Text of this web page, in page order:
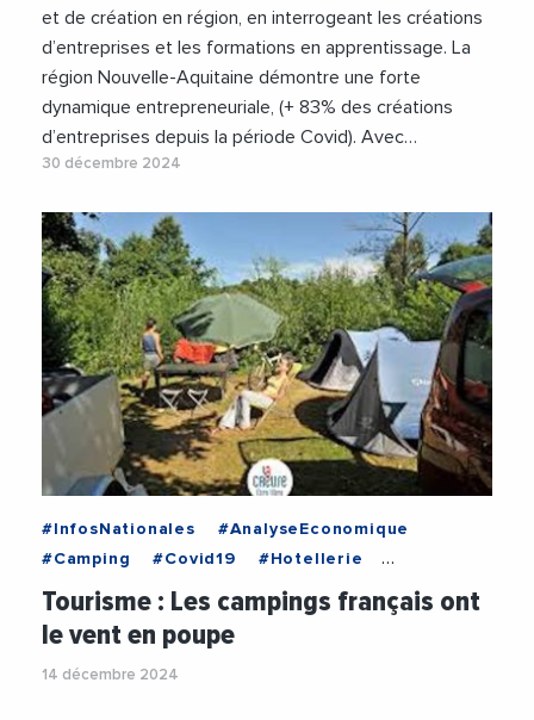
et de création en région, en interrogeant les créations
d’entreprises et les formations en apprentissage. La
région Nouvelle-Aquitaine démontre une forte
dynamique entrepreneuriale, (+ 83% des créations
d’entreprises depuis la période Covid). Avec…
30 décembre 2024
#InfosNationales
#AnalyseEconomique
#Camping
#Covid19
#Hotellerie
#HotellerieRestauration
#Ski
#Tourisme #Vacances
Tourisme : Les campings français ont
le vent en poupe
14 décembre 2024